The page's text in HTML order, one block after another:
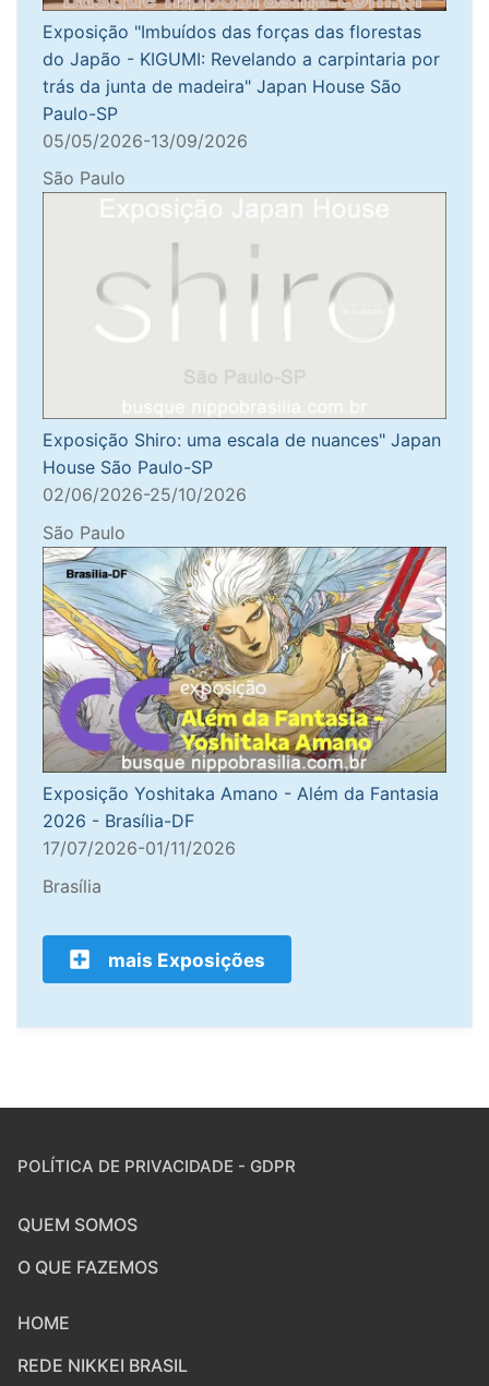
Exposição "Imbuídos das forças das florestas
do Japão - KIGUMI: Revelando a carpintaria por
trás da junta de madeira" Japan House São
Paulo-SP
05/05/2026-13/09/2026
São Paulo
Exposição Shiro: uma escala de nuances" Japan
House São Paulo-SP
02/06/2026-25/10/2026
São Paulo
Exposição Yoshitaka Amano - Além da Fantasia
2026 - Brasília-DF
17/07/2026-01/11/2026
Brasília
mais Exposições
POLÍTICA DE PRIVACIDADE - GDPR
QUEM SOMOS
O QUE FAZEMOS
HOME
REDE NIKKEI BRASIL